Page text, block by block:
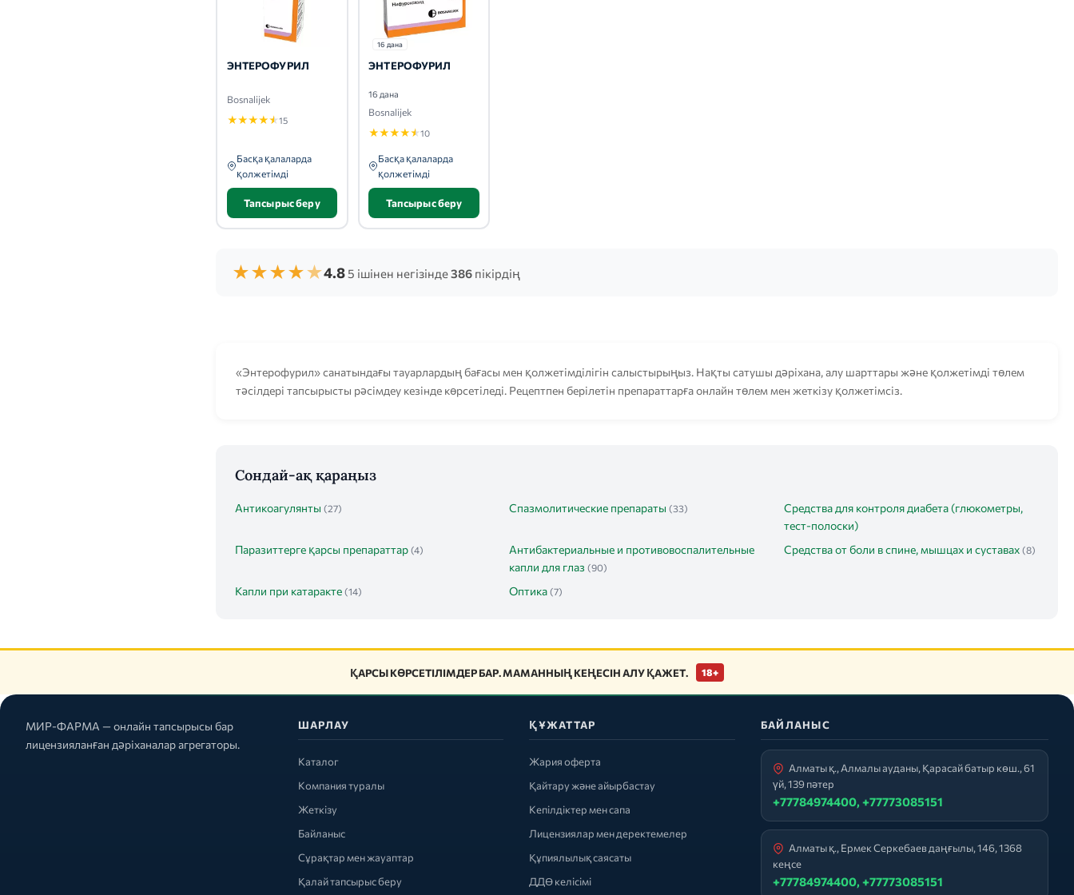
ЭНТЕРОФУРИЛ
Bosnalijek
★★★★★15
Басқа қалаларда
қолжетімді
Тапсырыс беру
16 дана
ЭНТЕРОФУРИЛ
16 дана
Bosnalijek
★★★★★10
Басқа қалаларда
қолжетімді
Тапсырыс беру
★★★★★4.85 ішінен негізінде386 пікірдің
«Энтерофурил» санатындағы тауарлардың бағасы мен қолжетімділігін салыстырыңыз. Нақты сатушы дәріхана, алу шарттары және қолжетімді төлем
тәсілдері тапсырысты рәсімдеу кезінде көрсетіледі. Рецептпен берілетін препараттарға онлайн төлем мен жеткізу қолжетімсіз.
Сондай-ақ қараңыз
Антикоагулянты (27) Спазмолитические препараты (33)
Средства для контроля диабета (глюкометры,
тест-полоски)
Паразиттерге қарсы препараттар (4)
Антибактериальные и противовоспалительные
капли для глаз (90)
Средства от боли в спине, мышцах и суставах (8)
Капли при катаракте (14) Оптика (7)
ҚАРСЫ КӨРСЕТІЛІМДЕР БАР. МАМАННЫҢ КЕҢЕСІН АЛУ ҚАЖЕТ. 18+
МИР-ФАРМА — онлайн тапсырысы бар
лицензияланған дәріханалар агрегаторы.
ШАРЛАУ
Каталог
Компания туралы
Жеткізу
Байланыс
Сұрақтар мен жауаптар
Қалай тапсырыс беру
ҚҰЖАТТАР
Жария оферта
Қайтару және айырбастау
Кепілдіктер мен сапа
Лицензиялар мен деректемелер
Құпиялылық саясаты
ДДӨ келісімі
БАЙЛАНЫС
Алматы қ., Алмалы ауданы, Қарасай батыр көш., 61
үй, 139 пәтер
+77784974400, +77773085151
Алматы қ., Ермек Серкебаев даңғылы, 146, 1368
кеңсе
+77784974400, +77773085151